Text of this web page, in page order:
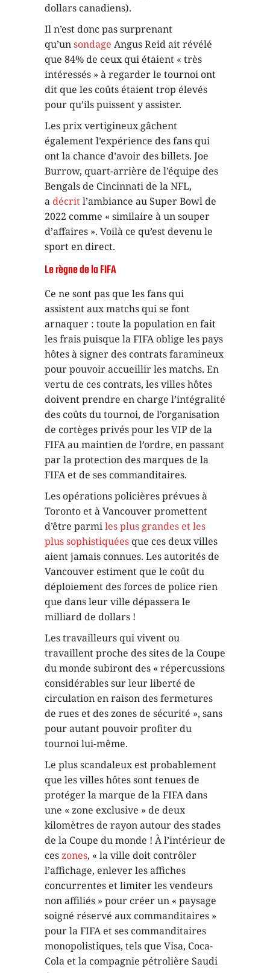
dollars canadiens).
Il n’est donc pas surprenant
qu’unsondage Angus Reid ait révélé
que 84% de ceux qui étaient « très
intéressés » à regarder le tournoi ont
dit que les coûts étaient trop élevés
pour qu’ils puissent y assister.
Les prix vertigineux gâchent
également l’expérience des fans qui
ont la chance d’avoir des billets. Joe
Burrow, quart-arrière de l’équipe des
Bengals de Cincinnati de la NFL,
a décritl’ambiance au Super Bowl de
2022 comme « similaire à un souper
d’affaires ». Voilà ce qu’est devenu le
sport en direct.
Le règne de la FIFA
Ce ne sont pas que les fans qui
assistent aux matchs qui se font
arnaquer : toute la population en fait
les frais puisque la FIFA oblige les pays
hôtes à signer des contrats faramineux
pour pouvoir accueillir les matchs. En
vertu de ces contrats, les villes hôtes
doivent prendre en charge l’intégralité
des coûts du tournoi, de l’organisation
de cortèges privés pour les VIP de la
FIFA au maintien de l’ordre, en passant
par la protection des marques de la
FIFA et de ses commanditaires.
Les opérations policières prévues à
Toronto et à Vancouver promettent
d’être parmiles plus grandes et les
plus sophistiquéesque ces deux villes
aient jamais connues. Les autorités de
Vancouver estiment que le coût du
déploiement des forces de police rien
que dans leur ville dépassera le
milliard de dollars !
Les travailleurs qui vivent ou
travaillent proche des sites de la Coupe
du monde subiront des « répercussions
considérables sur leur liberté de
circulation en raison des fermetures
de rues et des zones de sécurité », sans
pour autant pouvoir profiter du
tournoi lui-même.
Le plus scandaleux est probablement
que les villes hôtes sont tenues de
protéger la marque de la FIFA dans
une « zone exclusive » de deux
kilomètres de rayon autour des stades
de la Coupe du monde ! À l’intérieur de
ceszones, « la ville doit contrôler
l’affichage, enlever les affiches
concurrentes et limiter les vendeurs
non affiliés » pour créer un « paysage
soigné réservé aux commanditaires »
pour la FIFA et ses commanditaires
monopolistiques, tels que Visa, Coca-
Cola et la compagnie pétrolière Saudi